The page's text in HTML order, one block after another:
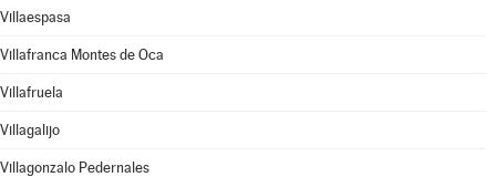
Villaespasa
Villafranca Montes de Oca
Villafruela
Villagalijo
Villagonzalo Pedernales